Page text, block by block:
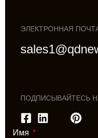
ЭЛЕКТРОННАЯ
ПОДПИСЫВАЙТЕСЬ
Имя